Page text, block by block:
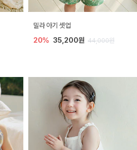
밀라 아기 셋업
20% 35,200원 44,000원